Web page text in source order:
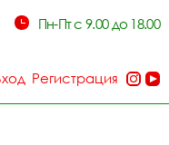
Пн-Пт с 9.00 до 18.00
Регистрация